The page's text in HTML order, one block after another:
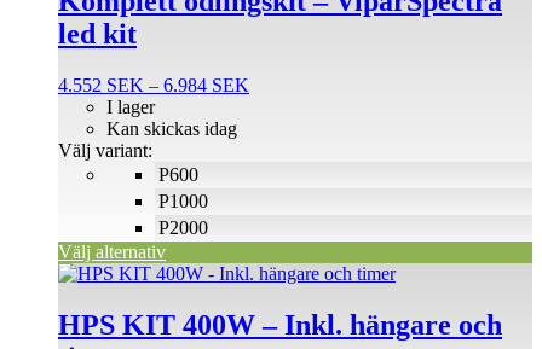
led kit
4.552 SEK – 6.984 SEK
P600
P1000
P2000
I lager
Kan skickas idag
Välj variant:
Välj alternativ
har
flera
De
olika
alternativen
kan
väljas
produktsidan
HPS KIT 400W – Inkl. hängare och